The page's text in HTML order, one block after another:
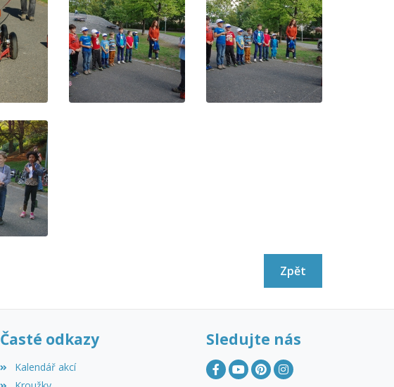
Zpět
Časté odkazy
Kalendář akcí
Sledujte nás